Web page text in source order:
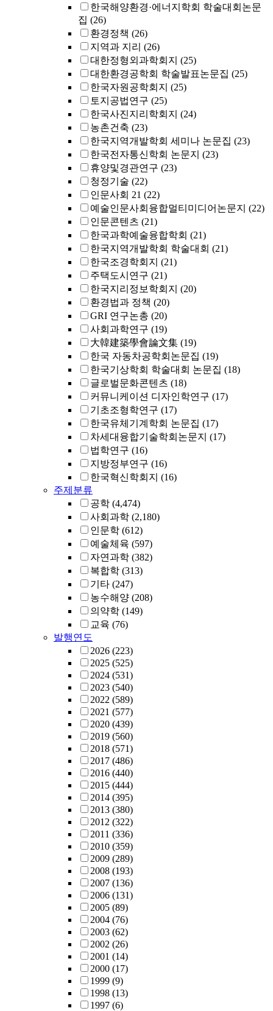
한국해양환경·에너지학회 학술대회논문
집 (26)
환경정책 (26)
지역과 지리 (26)
대한정형외과학회지 (25)
대한환경공학회 학술발표논문집 (25)
한국자원공학회지 (25)
토지공법연구 (25)
한국사진지리학회지 (24)
농촌건축 (23)
한국지역개발학회 세미나 논문집 (23)
한국전자통신학회 논문지 (23)
휴양및경관연구 (23)
청정기술 (22)
인문사회 21 (22)
예술인문사회융합멀티미디어논문지 (22)
인문콘텐츠 (21)
한국과학예술융합학회 (21)
한국지역개발학회 학술대회 (21)
한국조경학회지 (21)
주택도시연구 (21)
한국지리정보학회지 (20)
환경법과 정책 (20)
GRI 연구논총 (20)
사회과학연구 (19)
大韓建築學會論文集 (19)
한국 자동차공학회논문집 (19)
한국기상학회 학술대회 논문집 (18)
글로벌문화콘텐츠 (18)
커뮤니케이션 디자인학연구 (17)
기초조형학연구 (17)
한국유체기계학회 논문집 (17)
차세대융합기술학회논문지 (17)
법학연구 (16)
지방정부연구 (16)
한국혁신학회지 (16)
주제분류
공학 (4,474)
사회과학 (2,180)
인문학 (612)
예술체육 (597)
자연과학 (382)
복합학 (313)
기타 (247)
농수해양 (208)
의약학 (149)
교육 (76)
발행연도
2026 (223)
2025 (525)
2024 (531)
2023 (540)
2022 (589)
2021 (577)
2020 (439)
2019 (560)
2018 (571)
2017 (486)
2016 (440)
2015 (444)
2014 (395)
2013 (380)
2012 (322)
2011 (336)
2010 (359)
2009 (289)
2008 (193)
2007 (136)
2006 (131)
2005 (89)
2004 (76)
2003 (62)
2002 (26)
2001 (14)
2000 (17)
1999 (9)
1998 (13)
1997 (6)